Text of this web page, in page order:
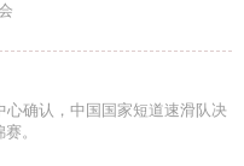
确认，中国国家短道速滑队决
。